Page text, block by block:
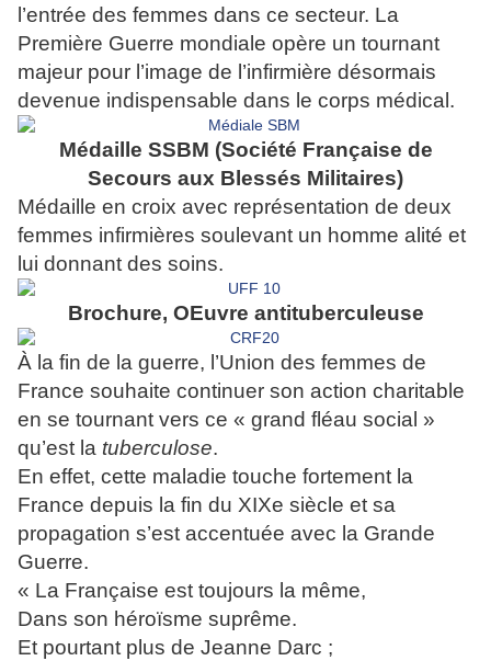
l’entrée des femmes dans ce secteur. La
Première Guerre mondiale opère un tournant
majeur pour l’image de l’infirmière désormais
devenue indispensable dans le corps médical.
Médaille SSBM (Société Française de
Secours aux Blessés Militaires)
Médaille en croix avec représentation de deux
femmes infirmières soulevant un homme alité et
lui donnant des soins.
Brochure, OEuvre antituberculeuse
À la fin de la guerre, l’Union des femmes de
France souhaite continuer son action charitable
en se tournant vers ce « grand fléau social »
qu’est la tuberculose.
En effet, cette maladie touche fortement la
France depuis la fin du XIXe siècle et sa
propagation s’est accentuée avec la Grande
Guerre.
« La Française est toujours la même,
Dans son héroïsme suprême.
Et pourtant plus de Jeanne Darc ;